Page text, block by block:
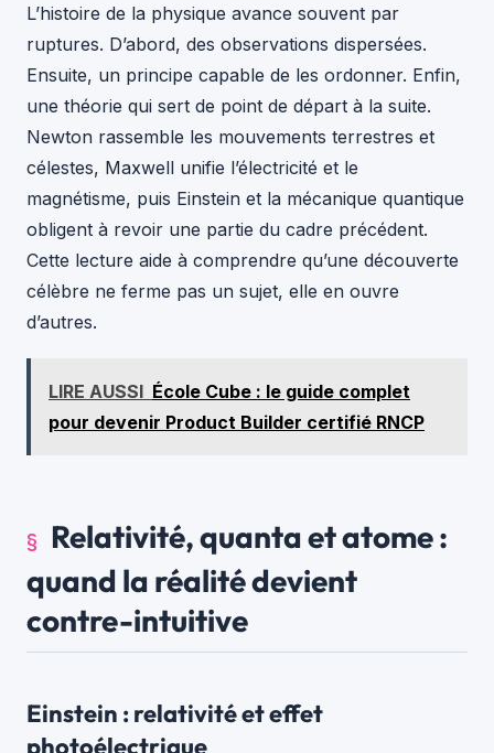
L’histoire de la physique avance souvent par
ruptures. D’abord, des observations dispersées.
Ensuite, un principe capable de les ordonner. Enfin,
une théorie qui sert de point de départ à la suite.
Newton rassemble les mouvements terrestres et
célestes, Maxwell unifie l’électricité et le
magnétisme, puis Einstein et la mécanique quantique
obligent à revoir une partie du cadre précédent.
Cette lecture aide à comprendre qu’une découverte
célèbre ne ferme pas un sujet, elle en ouvre
d’autres.
LIRE AUSSI École Cube : le guide complet
pour devenir Product Builder certifié RNCP
Relativité, quanta et atome :
quand la réalité devient
contre-intuitive
Einstein : relativité et effet
photoélectrique